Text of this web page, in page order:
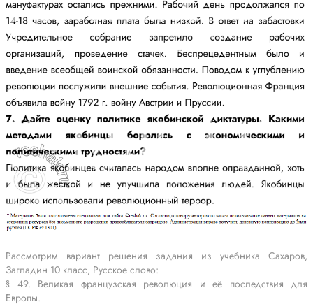
Рассмотрим вариант решения задания из учебника Сахаров,
Загладин 10 класс, Русское слово:
§ 49. Великая французская революция и её последствия для
Европы.